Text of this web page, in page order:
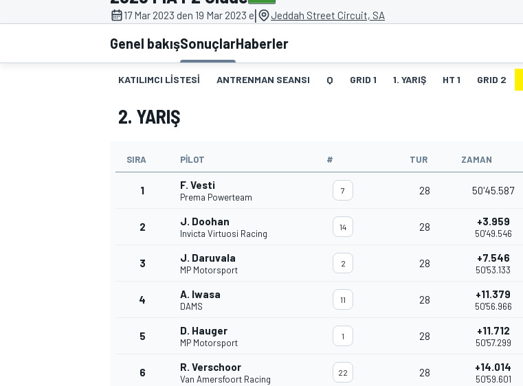
MOTOGP
WORLD SUPERBIKE
17 Mar 2023 den 19 Mar 2023 e| Jeddah Street Circuit, SA
Genel bakışSonuçlarHaberler
KATILIMCI LISTESI ANTRENMAN SEANSI Q GRID 1 1. YARIŞ HT 1 GRID 2
2. YARIŞ
SIRA PILOT # TUR ZAMAN
1 F. Vesti
Prema Powerteam
7 28 50'45.587
2 J. Doohan
Invicta Virtuosi Racing
14 28 +3.959
50'49.546
3 J. Daruvala
MP Motorsport
2 28 +7.546
50'53.133
4 A. Iwasa
DAMS
11 28 +11.379
50'56.966
5 D. Hauger
MP Motorsport
1 28 +11.712
50'57.299
6 R. Verschoor
Van Amersfoort Racing
22 28 +14.014
50'59.601